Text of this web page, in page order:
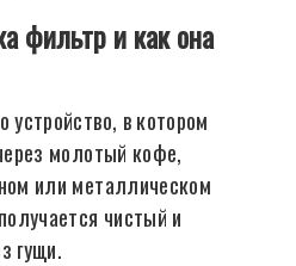
фильтр и как она
в котором
молотый кофе,
или металлическом
чистый и
гущи.